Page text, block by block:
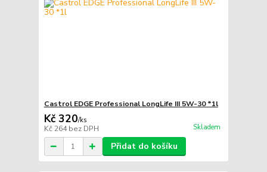
Castrol EDGE Professional LongLife III 5W-30 *1l
Kč 320/ks
Kč 264bez DPH Skladem
Přidat do košíku